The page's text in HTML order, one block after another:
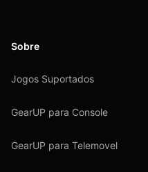
Sobre
Jogos Suportados
GearUP para Console
GearUP para Telemovel